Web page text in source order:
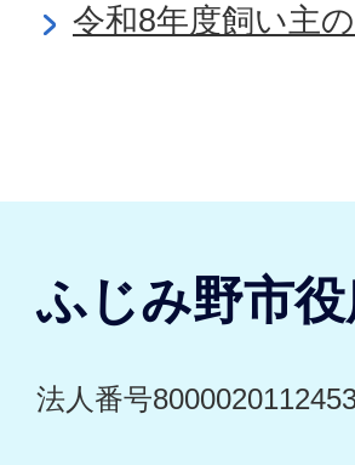
令和8年度飼い主
ふじみ野市
法人番号